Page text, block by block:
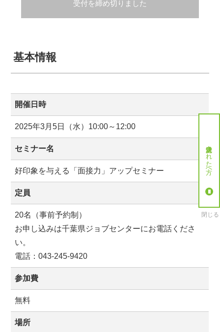
受付を締め切りました
基本情報
開催日時
2025年3月5日（水）10:00～12:00
セミナー名
好印象を与える「面接力」アップセミナー
定員
20名（事前予約制）
お申し込みは千葉県ジョブセンターにお電話くださ
い。
電話：043-245-9420
参加費
無料
場所
就労決定された方へ
閉じる